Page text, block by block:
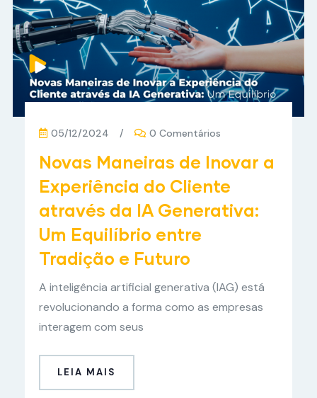
05/12/2024 / 0 Comentários
Novas Maneiras de Inovar a
Experiência do Cliente
através da IA Generativa:
Um Equilíbrio entre
Tradição e Futuro
A inteligência artificial generativa (IAG) está
revolucionando a forma como as empresas
interagem com seus
LEIA MAIS